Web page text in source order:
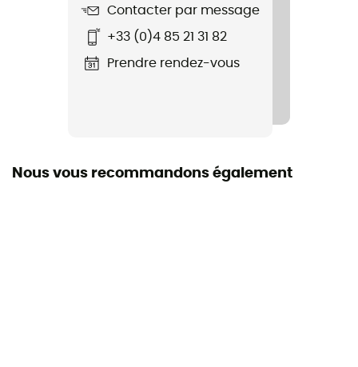
Poches
Contacter par message
+33 (0)4 85 21 31 82
Prendre rendez-vous
Nous vous recommandons également